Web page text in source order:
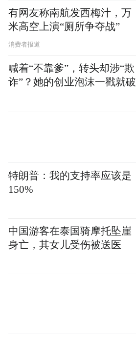
有网友称南航发西梅汁，万
米高空上演“厕所争夺战”
消费者报道
喊着“不靠爹”，转头却涉“欺
诈”？她的创业泡沫一戳就破
特朗普：我的支持率应该是
150%
中国游客在泰国骑摩托坠崖
身亡，其女儿受伤被送医